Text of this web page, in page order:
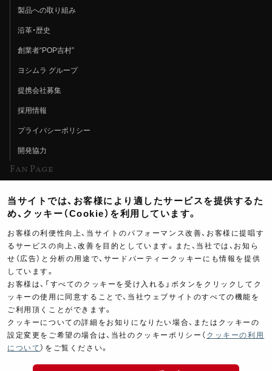
製品への取り組み
沿革・歴史
創業者“POP吉村”
ヨシムラ グループ
提携会社募集
採用情報
プライバシーポリシー
開発協力
Fan Page
ヨシムラTV
イベント情報
イベントスケジュール
ツーリングブレイクタイム
製品ポスター
当サイトでは、お客様により適したサービスを提供するた
め、クッキー（Cookie）を利用しています。
お客様の利便性向上、当サイトのパフォーマンス改善、お客様に提唱す
るサービスの向上、改善を目的としています。また、当社では、お知ら
せ（広告）と分析の用途で、サードパーティークッキーにも情報を提供
しています。
お客様は、「すべてのクッキーを受け入れる」ボタンをクリックしてク
ッキーの使用に同意することで、当社ウェブサイトのすべての機能を
ご利用頂くことができます。
クッキーについての詳細をお知りになりたい場合、またはクッキーの
設定変更をご希望の場合は、当社のクッキーポリシー（ クッキーの利用
について ）をご覧ください。